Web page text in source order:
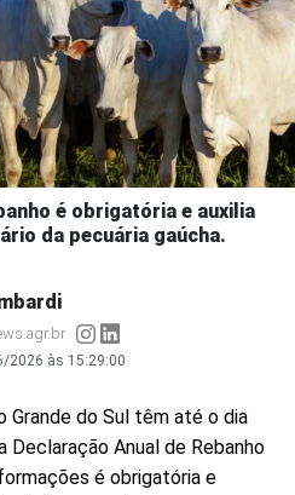
é obrigatória e auxilia
da pecuária gaúcha.
2026 às 15:29:00
Grande do Sul têm até o dia
Declaração Anual de Rebanho
é obrigatória e